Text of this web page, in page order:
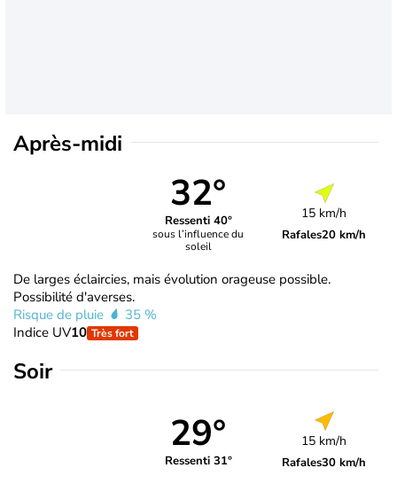
Après-midi
32°
Ressenti 40°
sous l’influence du
soleil
15 km/h
Rafales20 km/h
De larges éclaircies, mais évolution orageuse possible.
Possibilité d'averses.
Risque de pluie
35 %
Indice UV10 Très fort
Soir
29°
Ressenti 31°
15 km/h
Rafales30 km/h